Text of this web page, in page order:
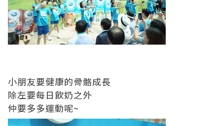
小朋友要健康的骨骼成長
除左要每日飲奶之外
仲要多多運動呢~